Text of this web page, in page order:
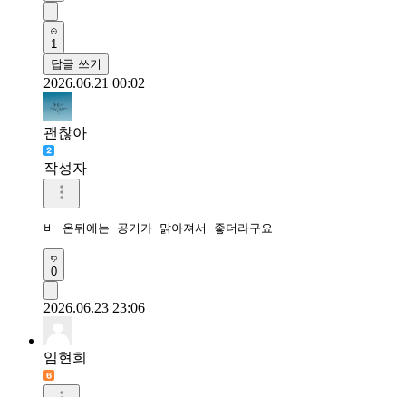
1
답글 쓰기
2026.06.21 00:02
괜찮아
작성자
비 온뒤에는 공기가 맑아져서 좋더라구요
0
2026.06.23 23:06
임현희